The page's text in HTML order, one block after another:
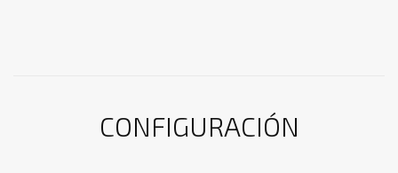
CONFIGURACIÓN